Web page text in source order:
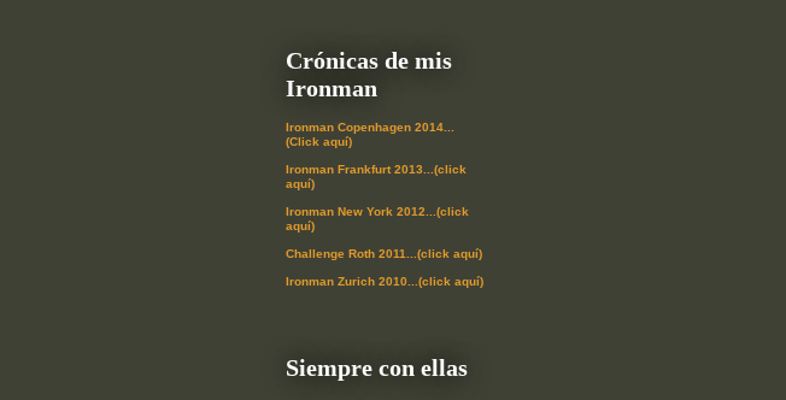
Crónicas de mis
Ironman
Ironman Copenhagen 2014...
(Click aquí)
Ironman Frankfurt 2013...(click
aquí)
Ironman New York 2012...(click
aquí)
Challenge Roth 2011...(click aquí)
Ironman Zurich 2010...(click aquí)
Siempre con ellas